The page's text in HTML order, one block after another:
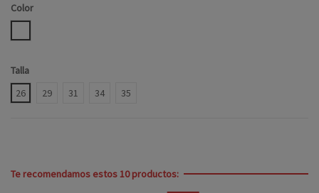
Color
Talla
26
29 31 34 35
Te recomendamos estos 10 productos: